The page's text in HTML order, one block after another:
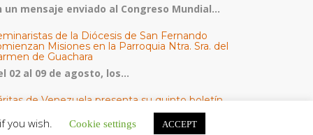
un mensaje enviado al Congreso Mundial...
de la Diócesis de San Fernando
Misiones en la Parroquia Ntra. Sra. del
de Guachara
02 al 09 de agosto, los...
de Venezuela presenta su quinto boletín
la atención a familias tras los terremotos
de Venezuela publicó este martes 4...
you wish. Cookie settings ACCEPT